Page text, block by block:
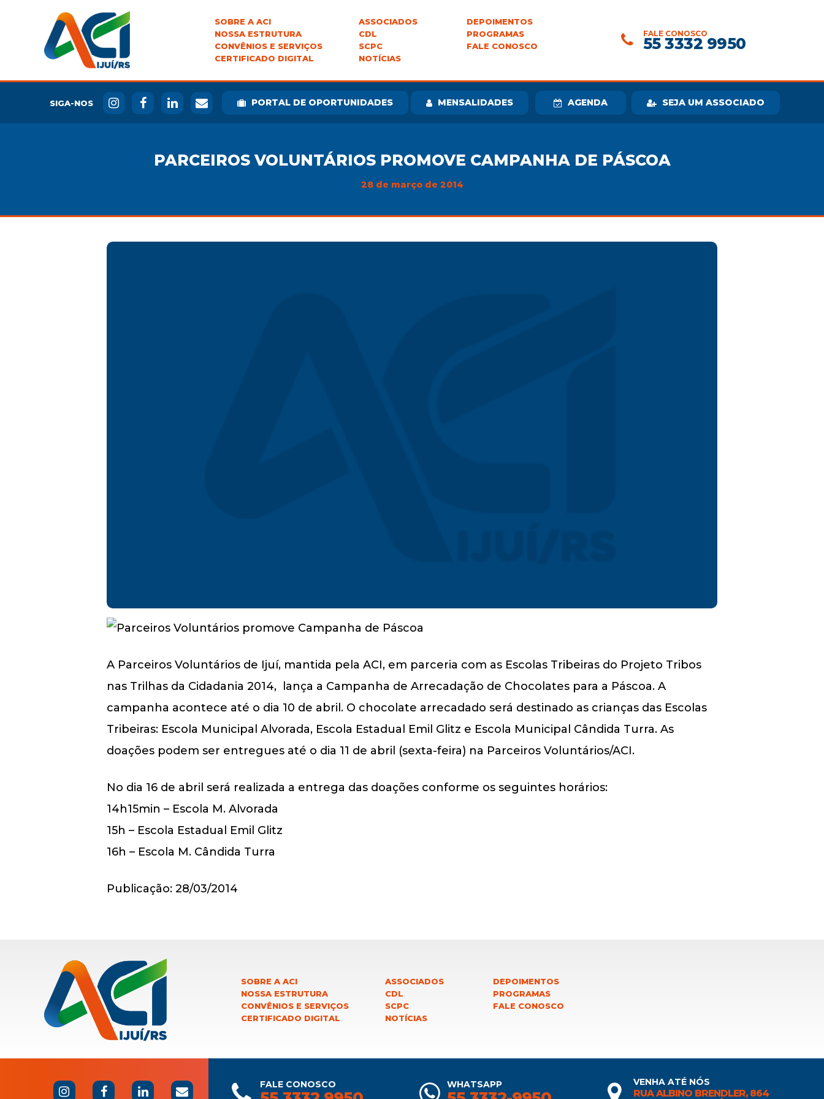
SOBRE A ACI
NOSSA ESTRUTURA
CONVÊNIOS E SERVIÇOS
CERTIFICADO DIGITAL
ASSOCIADOS
CDL
SCPC
NOTÍCIAS
DEPOIMENTOS
PROGRAMAS
FALE CONOSCO
FALE CONOSCO
55 3332 9950
SIGA-NOS PORTAL DE OPORTUNIDADES MENSALIDADES AGENDA SEJA UM ASSOCIADO
PARCEIROS VOLUNTÁRIOS PROMOVE CAMPANHA DE PÁSCOA
28 de março de 2014
A Parceiros Voluntários de Ijuí, mantida pela ACI, em parceria com as Escolas Tribeiras do Projeto Tribos
nas Trilhas da Cidadania 2014, lança a Campanha de Arrecadação de Chocolates para a Páscoa. A
campanha acontece até o dia 10 de abril. O chocolate arrecadado será destinado as crianças das Escolas
Tribeiras: Escola Municipal Alvorada, Escola Estadual Emil Glitz e Escola Municipal Cândida Turra. As
doações podem ser entregues até o dia 11 de abril (sexta-feira) na Parceiros Voluntários/ACI.
No dia 16 de abril será realizada a entrega das doações conforme os seguintes horários:
14h15min – Escola M. Alvorada
15h – Escola Estadual Emil Glitz
16h – Escola M. Cândida Turra
Publicação: 28/03/2014
SOBRE A ACI
NOSSA ESTRUTURA
CONVÊNIOS E SERVIÇOS
CERTIFICADO DIGITAL
ASSOCIADOS
CDL
SCPC
NOTÍCIAS
DEPOIMENTOS
PROGRAMAS
FALE CONOSCO
FALE CONOSCO WHATSAPP VENHA ATÉ NÓS
RUA ALBINO BRENDLER, 864